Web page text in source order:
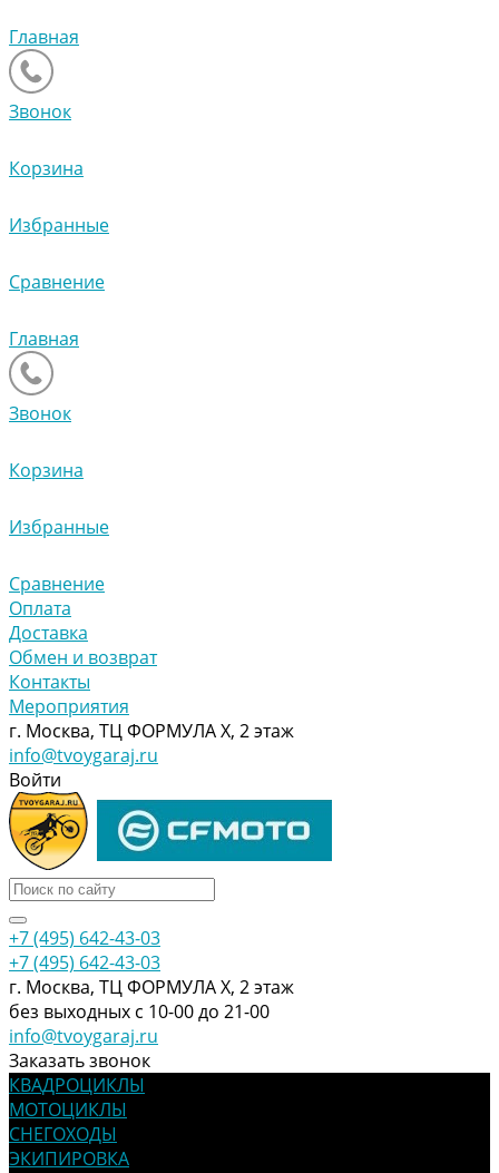
Главная
Звонок
Корзина
Избранные
Сравнение
Главная
Звонок
Корзина
Избранные
Сравнение
Оплата
Доставка
Обмен и возврат
Контакты
Мероприятия
г. Москва, ТЦ ФОРМУЛА Х, 2 этаж
info@tvoygaraj.ru
Войти
+7 (495) 642-43-03
+7 (495) 642-43-03
г. Москва, ТЦ ФОРМУЛА Х, 2 этаж
без выходных с 10-00 до 21-00
info@tvoygaraj.ru
Заказать звонок
КВАДРОЦИКЛЫ
МОТОЦИКЛЫ
СНЕГОХОДЫ
ЭКИПИРОВКА